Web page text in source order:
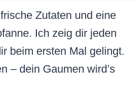
Zutaten und eine
Ich zeig dir jeden
beim ersten Mal gelingt.
– dein Gaumen wird’s